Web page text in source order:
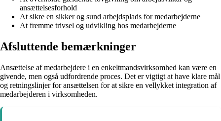
ansættelsesforhold
At sikre en sikker og sund arbejdsplads for medarbejderne
At fremme trivsel og udvikling hos medarbejderne
Afsluttende bemærkninger
Ansættelse af medarbejdere i en enkeltmandsvirksomhed kan være en
givende, men også udfordrende proces. Det er vigtigt at have klare mål
og retningslinjer for ansættelsen for at sikre en vellykket integration af
medarbejderen i virksomheden.